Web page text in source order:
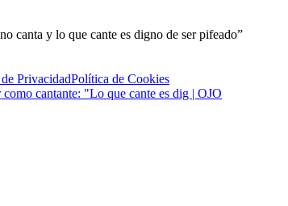
canta y lo que cante es digno de ser pifeado”
PrivacidadPolítica de Cookies